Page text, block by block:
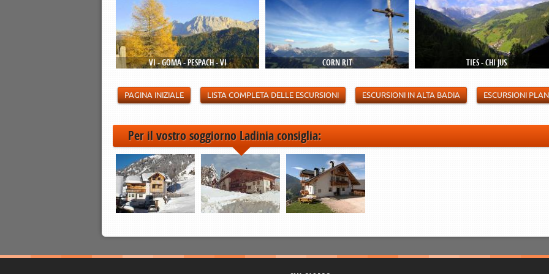
VI - GÖMA - PESPACH - VI CORN RIT TIES - CHI JUS
PAGINA INIZIALE LISTA COMPLETA DELLE ESCURSIONI ESCURSIONI IN ALTA BADIA ESCURSIONI
Per il vostro soggiorno Ladinia consiglia: